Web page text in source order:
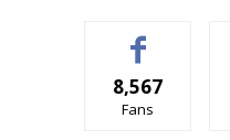
8,567
Fans